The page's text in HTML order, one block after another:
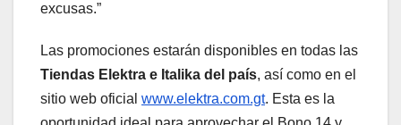
excusas.”
Las promociones estarán disponibles en todas las
Tiendas Elektra e Italika del país, así como en el
sitio web oficial www.elektra.com.gt. Esta es la